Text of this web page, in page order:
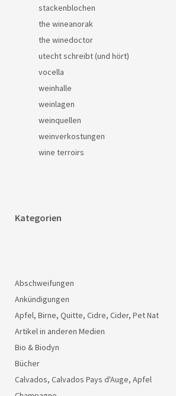
stackenblochen
the wineanorak
the winedoctor
utecht schreibt (und hört)
vocella
weinhalle
weinlagen
weinquellen
weinverkostungen
wine terroirs
Kategorien
Abschweifungen
Ankündigungen
Apfel, Birne, Quitte, Cidre, Cider, Pet Nat
Artikel in anderen Medien
Bio & Biodyn
Bücher
Calvados, Calvados Pays d'Auge, Apfel